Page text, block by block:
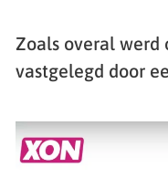
Zoals overal werd
vastgelegd door